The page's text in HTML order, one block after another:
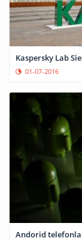
Kaspersky Lab
01-07-2016
Andorid